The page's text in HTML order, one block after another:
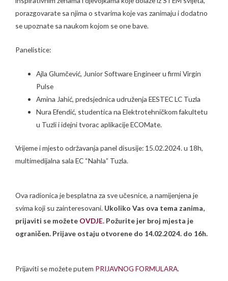
porazgovarate sa njima o stvarima koje vas zanimaju i dodatno
se upoznate sa naukom kojom se one bave.
Panelistice:
Ajla Glumčević, Junior Software Engineer u firmi Virgin
Pulse
Amina Jahić, predsjednica udruženja EESTEC LC Tuzla
Nura Efendić, studentica na Elektrotehničkom fakultetu
u Tuzli i idejni tvorac aplikacije ECOMate.
Vrijeme i mjesto održavanja panel disusije: 15.02.2024. u 18h,
multimedijalna sala EC “Nahla” Tuzla.
Ova radionica je besplatna za sve učesnice, a namijenjena je
svima koji su zainteresovani. Ukoliko Vas ova tema zanima,
prijaviti se možete OVDJE. Požurite jer broj mjesta je
ograničen. Prijave ostaju otvorene do 14.02.2024. do 16h.
Prijaviti se možete putem PRIJAVNOG FORMULARA.